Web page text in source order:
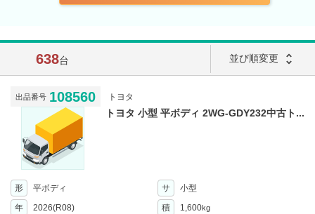
638台 並び順変更 unfold_more
出品番号 108560 トヨタ
トヨタ 小型 平ボディ 2WG-GDY232中古ト...
形 平ボディ サ
小型
年
2026(R08) 積 1,600kg